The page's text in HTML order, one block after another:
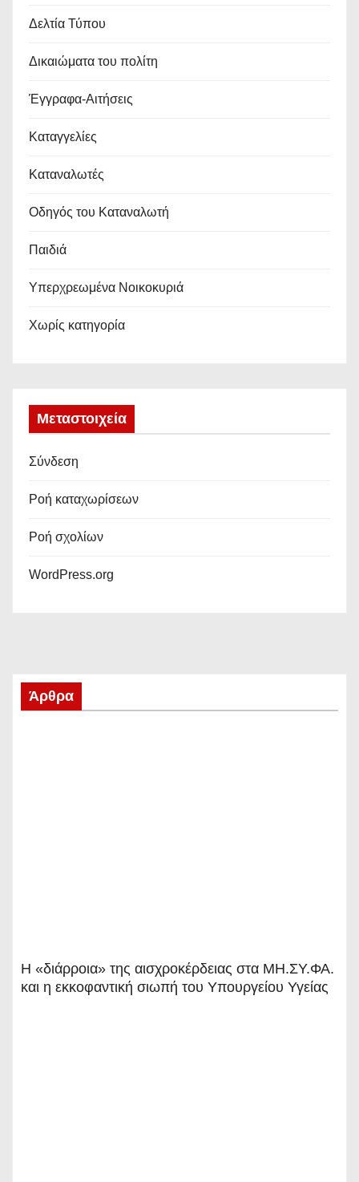
Δελτία Τύπου
Δικαιώματα του πολίτη
Έγγραφα-Αιτήσεις
Καταγγελίες
Καταναλωτές
Οδηγός του Καταναλωτή
Παιδιά
Υπερχρεωμένα Νοικοκυριά
Χωρίς κατηγορία
Μεταστοιχεία
Σύνδεση
Ροή καταχωρίσεων
Ροή σχολίων
WordPress.org
Άρθρα
Η «διάρροια» της αισχροκέρδειας στα ΜΗ.ΣΥ.ΦΑ.
και η εκκοφαντική σιωπή του Υπουργείου Υγείας